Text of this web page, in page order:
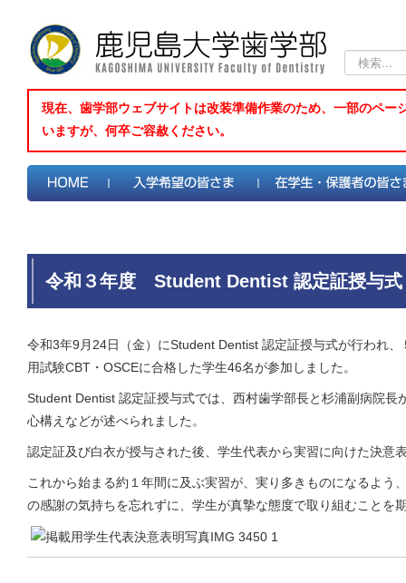
索...
現在、歯学部ウェブサイトは改装準備作業のため、一部のペ
いますが、何卒ご容赦ください。
令和３年度 Student Dentist 認定証授与式
令和3年9月24日（金）にStudent Dentist 認定証授与式が行われ
用試験CBT・OSCEに合格した学生46名が参加しました。
Student Dentist 認定証授与式では、西村歯学部長と杉浦副病院長
心構えなどが述べられました。
認定証及び白衣が授与された後、学生代表から実習に向けた決意
これから始まる約１年間に及ぶ実習が、実り多きものになるよう
の感謝の気持ちを忘れずに、学生が真摯な態度で取り組むことを